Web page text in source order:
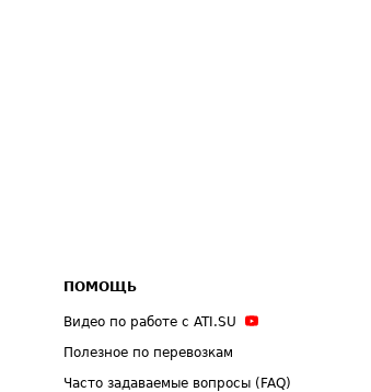
ПОМОЩЬ
Видео по работе с ATI.SU
Полезное по перевозкам
Часто задаваемые вопросы (FAQ)